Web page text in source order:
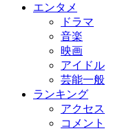
エンタメ
ドラマ
音楽
映画
アイドル
芸能一般
ランキング
アクセス
コメント